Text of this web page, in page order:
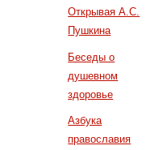
Открывая А.С.
Пушкина
Беседы о
душевном
здоровье
Азбука
православия